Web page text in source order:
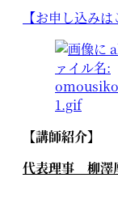
【お申し込みは
【講師紹介】
代表理事 柳澤